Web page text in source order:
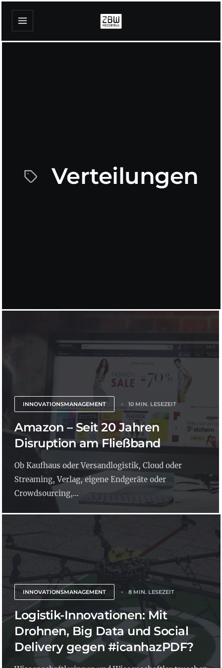
Verteilungen
INNOVATIONSMANAGEMENT 10 MIN. LESEZEIT
Amazon – Seit 20 Jahren
Disruption am Fließband
Ob Kaufhaus oder Versandlogistik, Cloud oder
Streaming, Verlag, eigene Endgeräte oder
Crowdsourcing,...
INNOVATIONSMANAGEMENT 8 MIN. LESEZEIT
Logistik-Innovationen: Mit
Drohnen, Big Data und Social
Delivery gegen #icanhazPDF?